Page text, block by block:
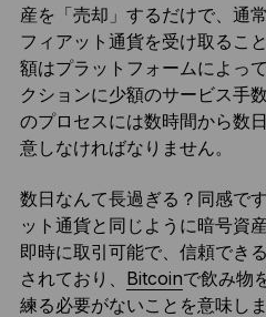
産を「売却」するだけで、通
フィアット通貨を受け取るこ
額はプラットフォームによっ
クションに少額のサービス手
のプロセスには数時間から数
意しなければなりません。
数日なんて長過ぎる？同感で
ット通貨と同じように暗号資
即時に取引可能で、信頼でき
されており、 Bitcoinで飲み物
練る必要がないことを意味し